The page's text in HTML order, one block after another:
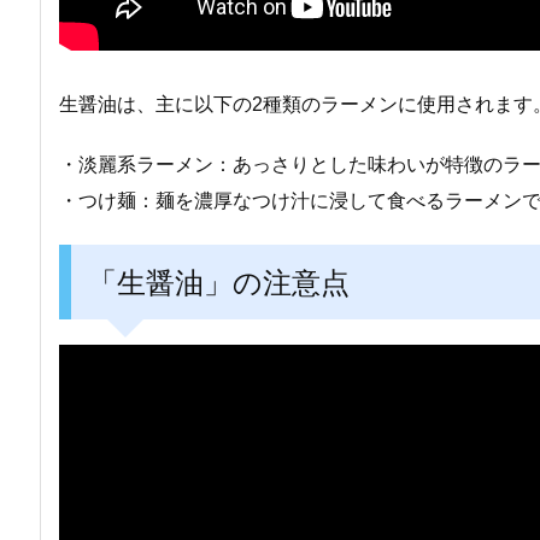
生醤油は、主に以下の2種類のラーメンに使用されます
・淡麗系ラーメン：あっさりとした味わいが特徴のラー
・つけ麺：麺を濃厚なつけ汁に浸して食べるラーメンで
「生醤油」の注意点